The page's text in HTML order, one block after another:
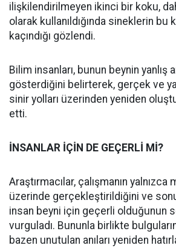
ilişkilendirilmeyen ikinci bir koku,
olarak kullanıldığında sineklerin bu
kaçındığı gözlendi.
Bilim insanları, bunun beynin yanlış
gösterdiğini belirterek, gerçek ve
sinir yolları üzerinden yeniden
etti.
İNSANLAR İÇİN DE GEÇERLİ Mİ?
Araştırmacılar, çalışmanın
üzerinde gerçekleştirildiğini ve
insan beyni için geçerli olduğunun
vurguladı. Bununla birlikte
bazen unutulan anıları yeniden